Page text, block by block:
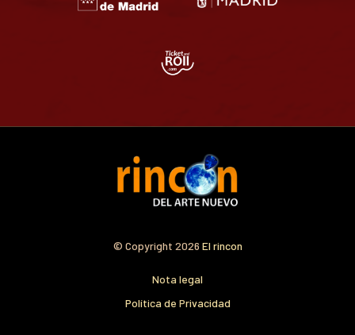
© Copyright 2026 El rincon
Nota legal
Política de Privacidad